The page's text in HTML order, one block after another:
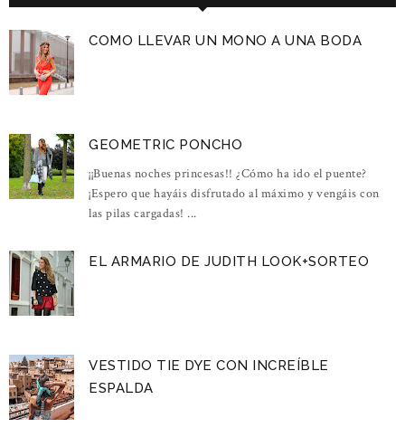
COMO LLEVAR UN MONO A UNA BODA
GEOMETRIC PONCHO
¡¡Buenas noches princesas!! ¿Cómo ha ido el puente?
¡Espero que hayáis disfrutado al máximo y vengáis con
las pilas cargadas! ...
EL ARMARIO DE JUDITH LOOK+SORTEO
VESTIDO TIE DYE CON INCREÍBLE
ESPALDA